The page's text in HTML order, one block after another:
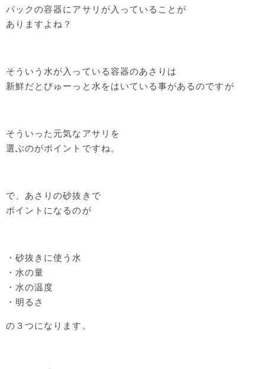
パックの容器にアサリが入っていることが
ありますよね？
そういう水が入っている容器のあさりは
新鮮だとぴゅーっと水をはいている事があるのですが
そういった元気なアサリを
選ぶのがポイントですね。
で、あさりの砂抜きで
ポイントになるのが
・砂抜きに使う水
・水の量
・水の温度
・明るさ
の３つになります。